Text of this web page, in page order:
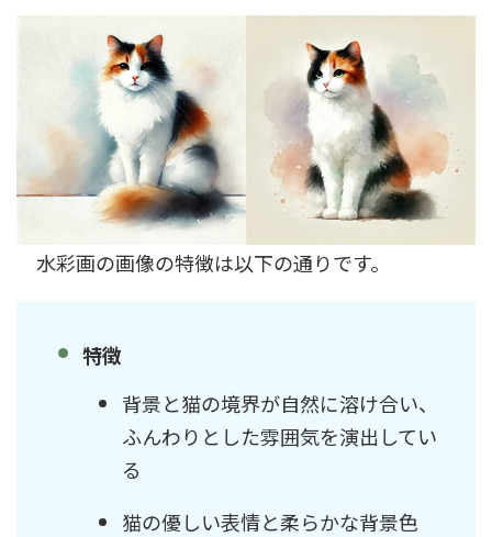
水彩画の画像の特徴は以下の通りです。
特徴
背景と猫の境界が自然に溶け合い、
ふんわりとした雰囲気を演出してい
る
猫の優しい表情と柔らかな背景色